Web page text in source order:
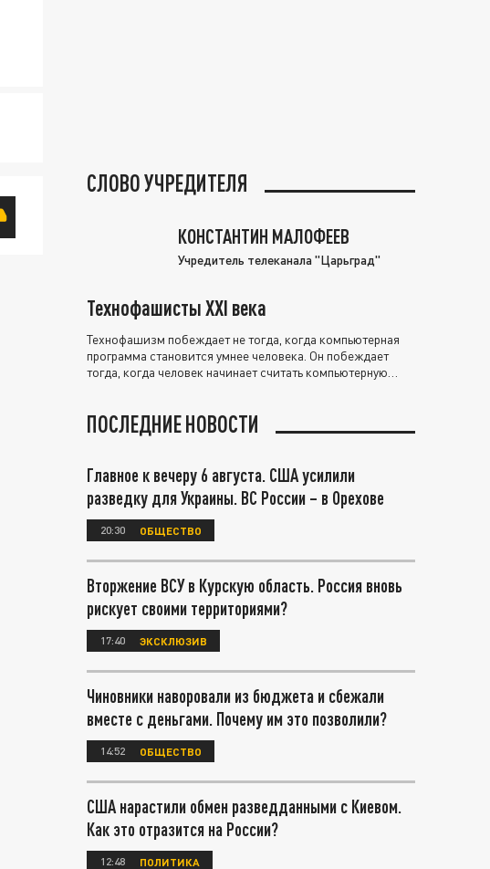
СЛОВО УЧРЕДИТЕЛЯ
КОНСТАНТИН МАЛОФЕЕВ
Учредитель телеканала "Царьград"
Технофашисты XXI века
Технофашизм побеждает не тогда, когда компьютерная
программа становится умнее человека. Он побеждает
тогда, когда человек начинает считать компьютерную
ПОСЛЕДНИЕ НОВОСТИ
Главное к вечеру 6 августа. США усилили
разведку для Украины. ВС России – в Орехове
20:30 ОБЩЕСТВО
Вторжение ВСУ в Курскую область. Россия вновь
рискует своими территориями?
17:40 ЭКСКЛЮЗИВ
Чиновники наворовали из бюджета и сбежали
вместе с деньгами. Почему им это позволили?
14:52 ОБЩЕСТВО
США нарастили обмен разведданными с Киевом.
Как это отразится на России?
12:48 ПОЛИТИКА